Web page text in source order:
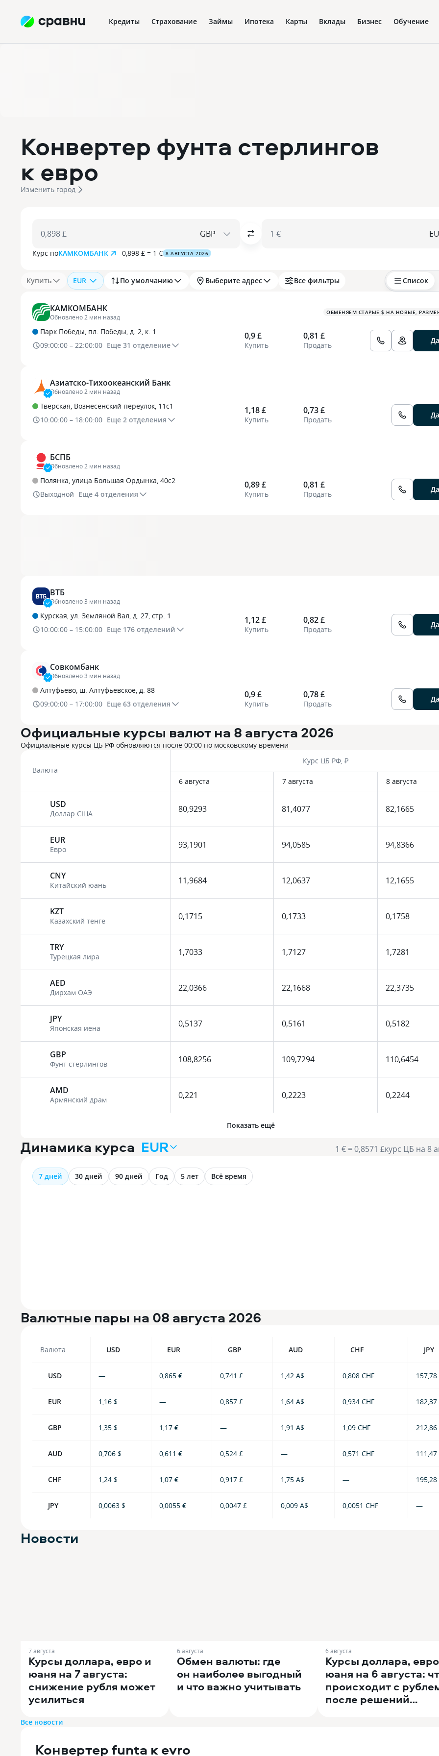
Кредиты Страхование Займы Ипотека Карты Вклады Бизнес Обучение
Конвертер фунта стерлингов
к евро
Изменить город
0,898 £ 1 €
Курс поКАМКОМБАНК 0,898 £ = 1 € 8 АВГУСТА 2026
Купить EUR Все фильтры
По умолчанию Выберите адрес Список
КАМКОМБАНК
Обновлено 2 мин назад
ОБМЕНЯЕМ СТАРЫЕ $ НА НОВЫЕ,
Парк Победы, пл. Победы, д. 2, к. 1
09:00:00 – 22:00:00 Еще 31 отделение
0,9 £
Купить
0,81 £
Продать
Азиатско-Тихоокеанский Банк
Обновлено 2 мин назад
Тверская, Вознесенский переулок, 11с1
10:00:00 – 18:00:00 Еще 2 отделения
1,18 £
Купить
0,73 £
Продать
БСПБ
Обновлено 2 мин назад
Полянка, улица Большая Ордынка, 40с2
Выходной Еще 4 отделения
0,89 £
Купить
0,81 £
Продать
ВТБ
Обновлено 3 мин назад
Курская, ул. Земляной Вал, д. 27, стр. 1
10:00:00 – 15:00:00 Еще 176 отделений
1,12 £
Купить
0,82 £
Продать
Совкомбанк
Обновлено 3 мин назад
Алтуфьево, ш. Алтуфьевское, д. 88
09:00:00 – 17:00:00 Еще 63 отделения
0,9 £
Купить
0,78 £
Продать
Официальные курсы валют на 8 августа 2026
Официальные курсы ЦБ РФ обновляются после 00:00 по московскому времени
Валюта
Курс ЦБ РФ, ₽
6 августа 7 августа 8 августа
USD
Доллар США 80,9293 81,4077 82,1665
EUR
Евро 93,1901 94,0585 94,8366
CNY
Китайский юань 11,9684 12,0637 12,1655
KZT
Казахский тенге 0,1715 0,1733 0,1758
TRY
Турецкая лира 1,7033 1,7127 1,7281
AED
Дирхам ОАЭ 22,0366 22,1668 22,3735
JPY
Японская иена 0,5137 0,5161 0,5182
GBP
Фунт стерлингов 108,8256 109,7294 110,6454
AMD
Армянский драм 0,221 0,2223 0,2244
Показать ещё
Динамика курса EUR 1 € = 0,8571 £курс ЦБ на 8
7 дней 30 дней 90 дней Год 5 лет Всё время
Валютные пары на 08 августа 2026
Валюта USD EUR GBP AUD CHF JPY
USD — 0,865 € 0,741 £ 1,42 A$ 0,808 CHF 157,78
EUR 1,16 $ — 0,857 £ 1,64 A$ 0,934 CHF 182,37
GBP 1,35 $ 1,17 € — 1,91 A$ 1,09 CHF 212,86
AUD 0,706 $ 0,611 € 0,524 £ — 0,571 CHF 111,47
CHF 1,24 $ 1,07 € 0,917 £ 1,75 A$ — 195,28
JPY 0,0063 $ 0,0055 € 0,0047 £ 0,009 A$ 0,0051 CHF —
Новости
7 августа
Курсы доллара, евро и
юаня на 7 августа:
снижение рубля может
усилиться
6 августа
Обмен валюты: где
он наиболее выгодный
и что важно учитывать
6 августа
Курсы доллара,
юаня на 6 августа:
происходит с
после решений
Все новости
Конвертер funta к evro